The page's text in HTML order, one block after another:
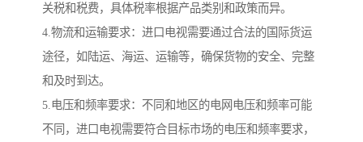
关税和税费，具体税率根据产品类别和政策而异。
4.物流和运输要求：进口电视需要通过合法的国际货运
途径，如陆运、海运、运输等，确保货物的安全、完整
和及时到达。
5.电压和频率要求：不同和地区的电网电压和频率可能
不同，进口电视需要符合目标市场的电压和频率要求，